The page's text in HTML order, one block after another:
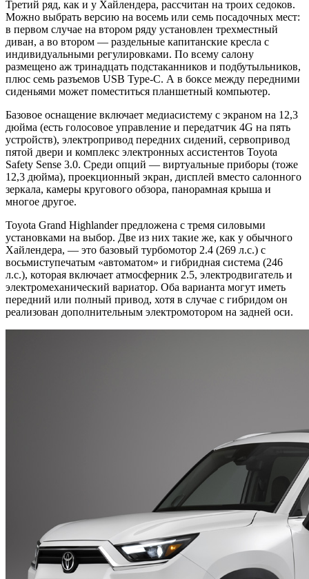
Третий ряд, как и у Хайлендера, рассчитан на троих седоков.
Можно выбрать версию на восемь или семь посадочных мест:
в первом случае на втором ряду установлен трехместный
диван, а во втором — раздельные капитанские кресла с
индивидуальными регулировками. По всему салону
размещено аж тринадцать подстаканников и подбутыльников,
плюс семь разъемов USB Type-C. А в боксе между передними
сиденьями может поместиться планшетный компьютер.
Базовое оснащение включает медиасистему с экраном на 12,3
дюйма (есть голосовое управление и передатчик 4G на пять
устройств), электропривод передних сидений, сервопривод
пятой двери и комплекс электронных ассистентов Toyota
Safety Sense 3.0. Среди опций — виртуальные приборы (тоже
12,3 дюйма), проекционный экран, дисплей вместо салонного
зеркала, камеры кругового обзора, панорамная крыша и
многое другое.
Toyota Grand Highlander предложена с тремя силовыми
установками на выбор. Две из них такие же, как у обычного
Хайлендера, — это базовый турбомотор 2.4 (269 л.с.) с
восьмиступечатым «автоматом» и гибридная система (246
л.с.), которая включает атмосферник 2.5, электродвигатель и
электромеханический вариатор. Оба варианта могут иметь
передний или полный привод, хотя в случае с гибридом он
реализован дополнительным электромотором на задней оси.